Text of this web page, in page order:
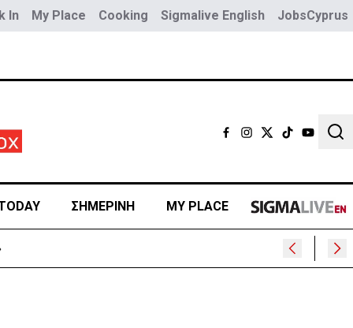
In My Place Cooking Sigmalive English JobsCyprus
ΣΗΜΕΡΙΝΗ MY PLACE